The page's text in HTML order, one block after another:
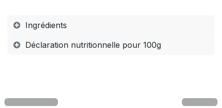
Ingrédients
Déclaration nutritionnelle pour 100g